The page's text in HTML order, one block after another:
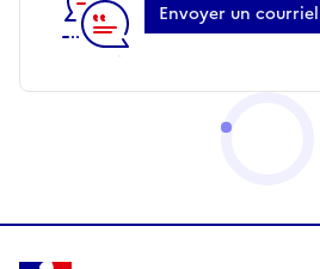
Envoyer un courriel